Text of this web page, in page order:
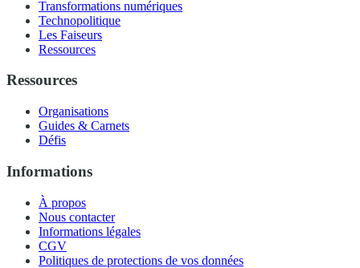
Transformations numériques
Technopolitique
Les Faiseurs
Ressources
Ressources
Organisations
Guides & Carnets
Défis
Informations
À propos
Nous contacter
Informations légales
CGV
Politiques de protections de vos données